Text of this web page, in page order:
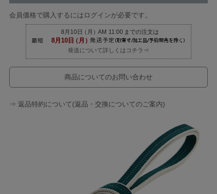
会員価格で購入するにはログインが必要です。
発送について詳しくはコチラ⇒
商品についてのお問い合わせ
⇒ 返品特約について(返品・交換についてのご案内)